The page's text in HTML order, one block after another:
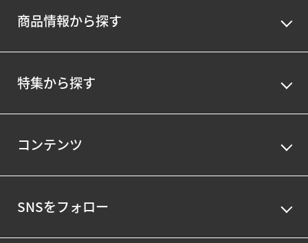
商品情報から探す
特集から探す
コンテンツ
SNSをフォロー